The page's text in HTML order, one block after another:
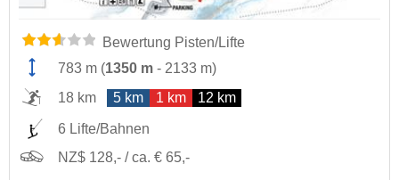
Bewertung Pisten/Lifte
783 m (1350 m - 2133 m)
18 km
5 km 1 km 12 km
6 Lifte/Bahnen
NZ$ 128,- / ca. € 65,-